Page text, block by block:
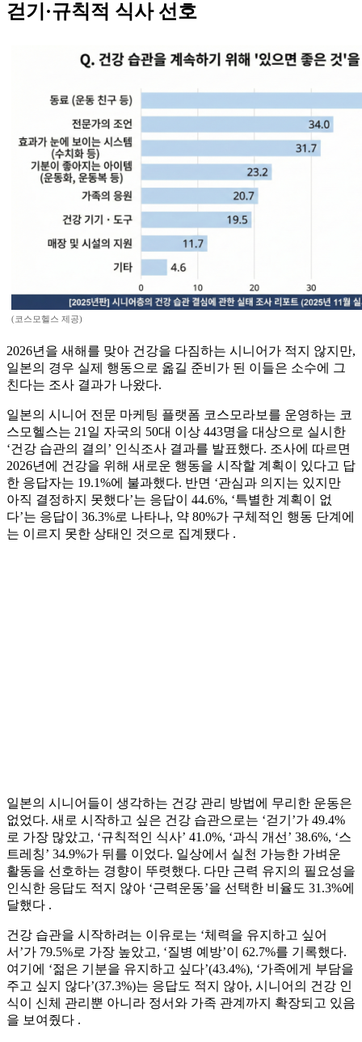
걷기·규칙적 식사 선호
(코스모헬스 제공)
2026년을 새해를 맞아 건강을 다짐하는 시니어가 적지 않지만,
일본의 경우 실제 행동으로 옮길 준비가 된 이들은 소수에 그
친다는 조사 결과가 나왔다.
일본의 시니어 전문 마케팅 플랫폼 코스모라보를 운영하는 코
스모헬스는 21일 자국의 50대 이상 443명을 대상으로 실시한
‘건강 습관의 결의’ 인식조사 결과를 발표했다. 조사에 따르면
2026년에 건강을 위해 새로운 행동을 시작할 계획이 있다고 답
한 응답자는 19.1%에 불과했다. 반면 ‘관심과 의지는 있지만
아직 결정하지 못했다’는 응답이 44.6%, ‘특별한 계획이 없
다’는 응답이 36.3%로 나타나, 약 80%가 구체적인 행동 단계에
는 이르지 못한 상태인 것으로 집계됐다 .
일본의 시니어들이 생각하는 건강 관리 방법에 무리한 운동은
없었다. 새로 시작하고 싶은 건강 습관으로는 ‘걷기’가 49.4%
로 가장 많았고, ‘규칙적인 식사’ 41.0%, ‘과식 개선’ 38.6%, ‘스
트레칭’ 34.9%가 뒤를 이었다. 일상에서 실천 가능한 가벼운
활동을 선호하는 경향이 뚜렷했다. 다만 근력 유지의 필요성을
인식한 응답도 적지 않아 ‘근력운동’을 선택한 비율도 31.3%에
달했다 .
건강 습관을 시작하려는 이유로는 ‘체력을 유지하고 싶어
서’가 79.5%로 가장 높았고, ‘질병 예방’이 62.7%를 기록했다.
여기에 ‘젊은 기분을 유지하고 싶다’(43.4%), ‘가족에게 부담을
주고 싶지 않다’(37.3%)는 응답도 적지 않아, 시니어의 건강 인
식이 신체 관리뿐 아니라 정서와 가족 관계까지 확장되고 있음
을 보여줬다 .